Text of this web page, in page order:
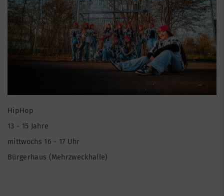
HipHop
13 - 15 Jahre
mittwochs 16 - 17 Uhr
Bürgerhaus (Mehrzweckhalle)